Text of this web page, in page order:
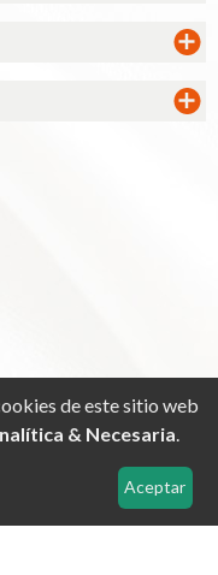
08024 Barcelona
de este sitio web
& Necesaria.
Aceptar